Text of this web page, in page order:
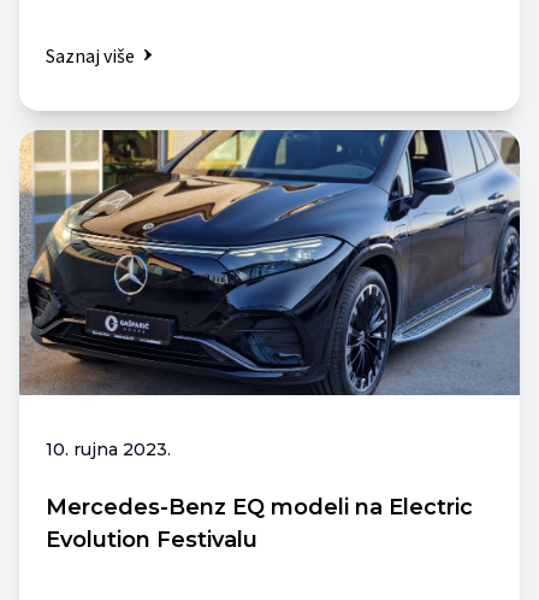
Saznaj više
10. rujna 2023.
Mercedes-Benz EQ modeli na Electric
Evolution Festivalu